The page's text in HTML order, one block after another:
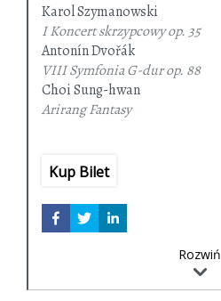
Karol Szymanowski
I Koncert skrzypcowyop. 35
Antonín Dvořák
VIII Symfonia G-durop. 88
Choi Sung-hwan
Arirang Fantasy
Kup Bilet
Rozwiń